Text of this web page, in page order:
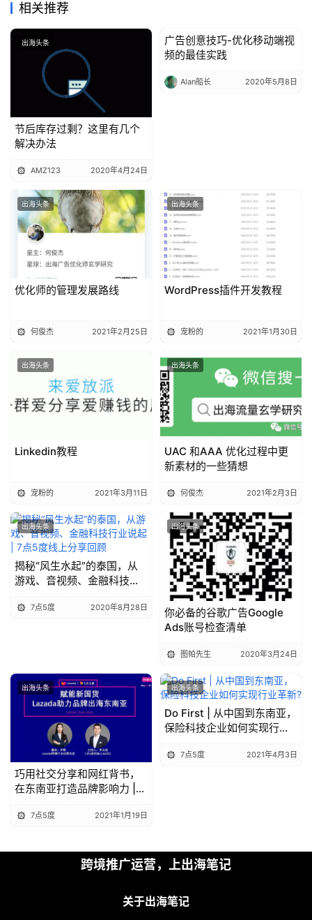
相关推荐
出海头条
节后库存过剩？这里有几个
解决办法
AMZ123 2020年4月24日
出海头条
广告创意技巧-优化移动端视
频的最佳实践
Alan船长 2020年5月8日
出海头条
优化师的管理发展路线
何俊杰 2021年2月25日
出海头条
WordPress插件开发教程
宠粉的 2021年1月30日
出海头条
Linkedin教程
宠粉的 2021年3月11日
出海头条
UAC 和AAA 优化过程中更
新素材的一些猜想
何俊杰 2021年2月3日
出海头条
揭秘“风生水起”的泰国，从
游戏、音视频、金融科技行
顾 7点5度 2020年8月28日
出海头条
你必备的谷歌广告Google
Ads账号检查清单
图帕先生 2020年3月24日
出海头条
巧用社交分享和网红背书，
在东南亚打造品牌影响力 |
7点5度 2021年1月19日
出海头条
Do First | 从中国到东南亚，
保险科技企业如何实现行业
7点5度 2021年4月3日
跨境推广运营，上出海笔记
关于出海笔记